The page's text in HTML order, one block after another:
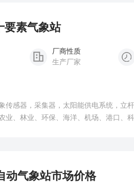
要素气象站
厂商性质
生产厂家
传感器，采集器，太阳能供电系统，立
业、林业、环保、海洋、机场、港口、
动气象站市场价格